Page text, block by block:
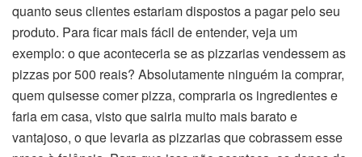
quanto seus clientes estariam dispostos a pagar pelo seu
produto. Para ficar mais fácil de entender, veja um
exemplo: o que aconteceria se as pizzarias vendessem as
pizzas por 500 reais? Absolutamente ninguém ia comprar,
quem quisesse comer pizza, compraria os ingredientes e
faria em casa, visto que sairia muito mais barato e
vantajoso, o que levaria as pizzarias que cobrassem esse